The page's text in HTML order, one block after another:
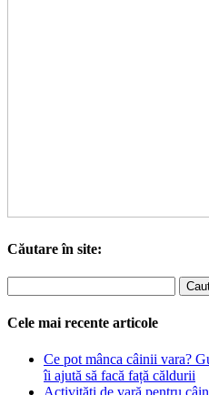
Căutare în site:
Cele mai recente articole
Ce pot mânca câinii vara?
îi ajută să facă față căldurii
Activități de vară pentru